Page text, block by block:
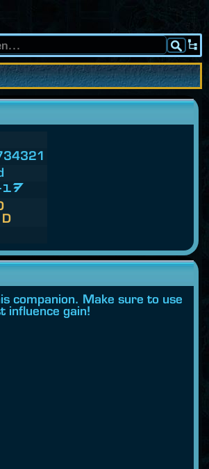
companion. Make sure to use
influence gain!